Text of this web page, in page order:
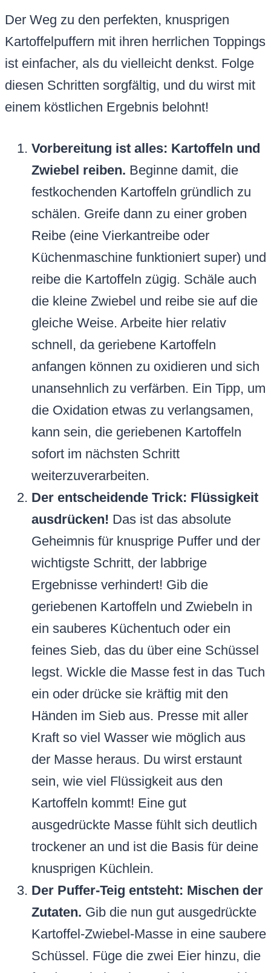
Der Weg zu den perfekten, knusprigen
Kartoffelpuffern mit ihren herrlichen Toppings
ist einfacher, als du vielleicht denkst. Folge
diesen Schritten sorgfältig, und du wirst mit
einem köstlichen Ergebnis belohnt!
Vorbereitung ist alles: Kartoffeln und
Zwiebel reiben. Beginne damit, die
festkochenden Kartoffeln gründlich zu
schälen. Greife dann zu einer groben
Reibe (eine Vierkantreibe oder
Küchenmaschine funktioniert super) und
reibe die Kartoffeln zügig. Schäle auch
die kleine Zwiebel und reibe sie auf die
gleiche Weise. Arbeite hier relativ
schnell, da geriebene Kartoffeln
anfangen können zu oxidieren und sich
unansehnlich zu verfärben. Ein Tipp, um
die Oxidation etwas zu verlangsamen,
kann sein, die geriebenen Kartoffeln
sofort im nächsten Schritt
weiterzuverarbeiten.
Der entscheidende Trick: Flüssigkeit
ausdrücken! Das ist das absolute
Geheimnis für knusprige Puffer und der
wichtigste Schritt, der labbrige
Ergebnisse verhindert! Gib die
geriebenen Kartoffeln und Zwiebeln in
ein sauberes Küchentuch oder ein
feines Sieb, das du über eine Schüssel
legst. Wickle die Masse fest in das Tuch
ein oder drücke sie kräftig mit den
Händen im Sieb aus. Presse mit aller
Kraft so viel Wasser wie möglich aus
der Masse heraus. Du wirst erstaunt
sein, wie viel Flüssigkeit aus den
Kartoffeln kommt! Eine gut
ausgedrückte Masse fühlt sich deutlich
trockener an und ist die Basis für deine
knusprigen Küchlein.
Der Puffer-Teig entsteht: Mischen der
Zutaten. Gib die nun gut ausgedrückte
Kartoffel-Zwiebel-Masse in eine saubere
Schüssel. Füge die zwei Eier hinzu, die